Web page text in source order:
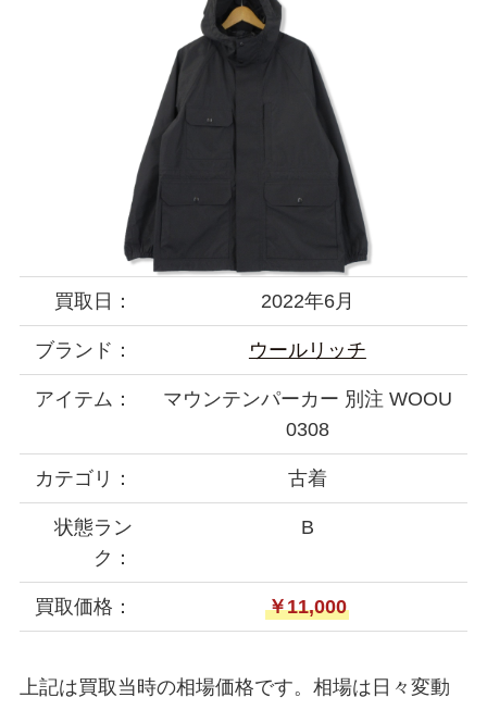
買取日： 2022年6月
ブランド： ウールリッチ
アイテム：
マウンテンパーカー 別注 WOOU
0308
カテゴリ： 古着
状態ラン
ク：
B
買取価格： ￥11,000
上記は買取当時の相場価格です。相場は日々変動